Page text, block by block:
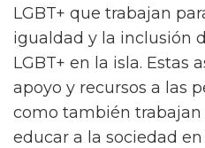
LGBT+ que trabajan
igualdad y la inclusión
LGBT+ en la isla. Estas
apoyo y recursos a las
como también
educar a la sociedad